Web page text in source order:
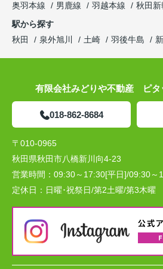
奥羽本線
男鹿線 羽越本線
秋田新
駅から探す
秋田
泉外旭川 土崎 羽後牛島
有限会社みどりや不動産 ピタ
018-862-8684
〒010-0965
秋田県秋田市八橋新川向4-23
営業時間： 09:30～17:30[平日]/09:30～
定休日： 日曜･祝祭日/第2土曜/第3木曜